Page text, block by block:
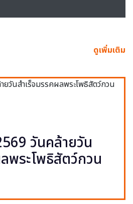
ดูเพิ่มเติม
วันคล้ายวัน
พระโพธิสัตว์กวน